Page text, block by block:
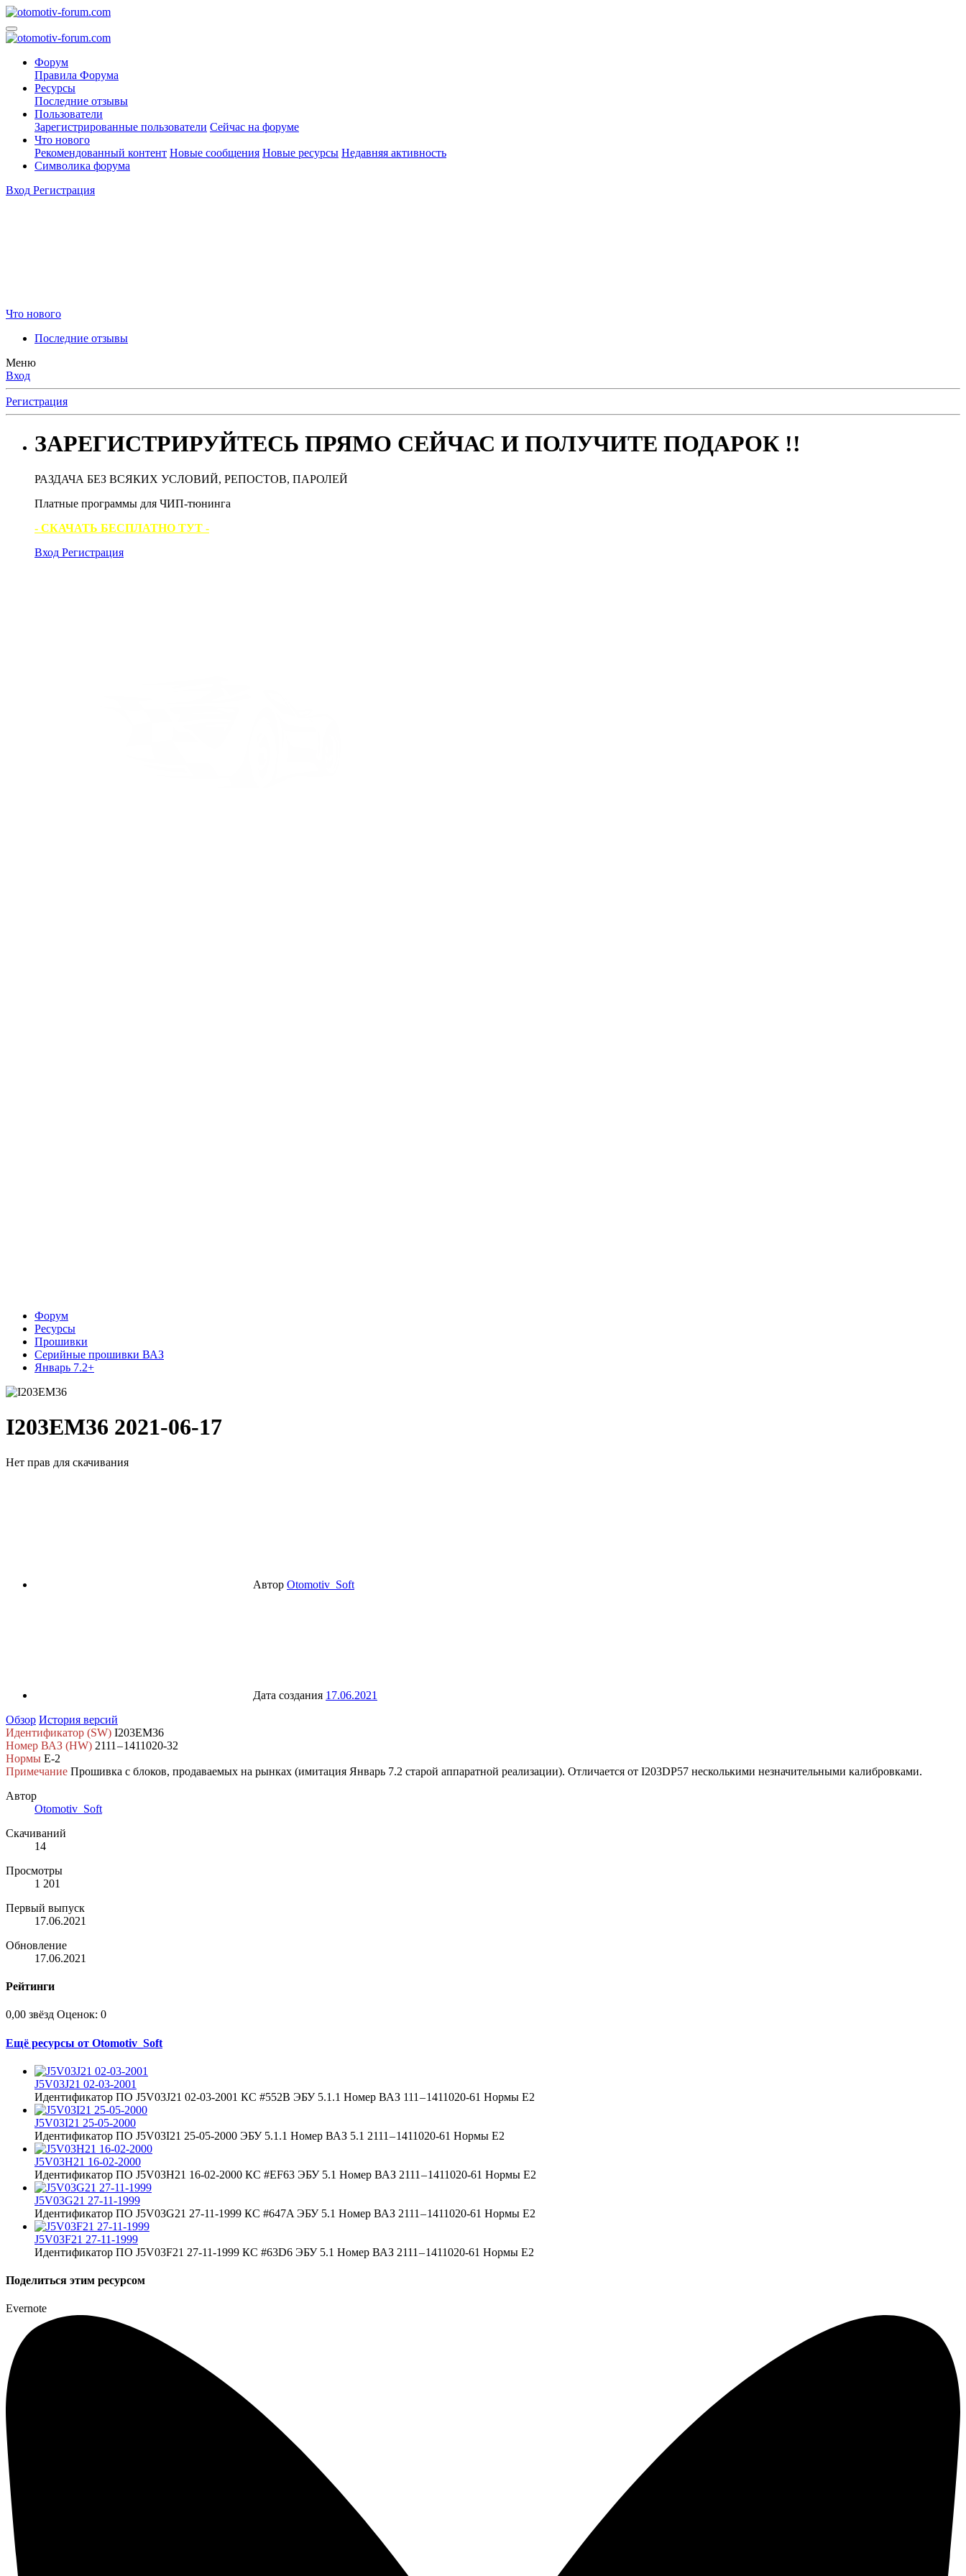
Форум
Правила Форума
Ресурсы
Последние отзывы
Пользователи
Зарегистрированные пользователи Сейчас на форуме
Что нового
Рекомендованный контент Новые сообщения Новые ресурсы Недавняя активность
Символика форума
Вход Регистрация
Что нового
Последние отзывы
Меню
Вход
Регистрация
ЗАРЕГИСТРИРУЙТЕСЬ ПРЯМО СЕЙЧАС И ПОЛУЧИТЕ ПОДАРОК !!
РАЗДАЧА БЕЗ ВСЯКИХ УСЛОВИЙ, РЕПОСТОВ, ПАРОЛЕЙ
Платные программы для ЧИП-тюнинга
- СКАЧАТЬ БЕСПЛАТНО ТУТ -
Вход Регистрация
Форум
Ресурсы
Прошивки
Серийные прошивки ВАЗ
Январь 7.2+
I203EM36 2021-06-17
Нет прав для скачивания
Автор Otomotiv_Soft
Дата создания 17.06.2021
Обзор История версий
Идентификатор (SW) I203EM36
Номер ВАЗ (HW) 2111 – 1411020-32
Нормы Е‑2
Примечание Прошивка с блоков, продаваемых на рынках (имитация Январь 7.2 старой аппаратной реализации). Отличается от I203DP57 несколькими незначительными калибровками.
Автор
Otomotiv_Soft
Скачиваний
14
Просмотры
1 201
Первый выпуск
17.06.2021
Обновление
17.06.2021
Рейтинги
0,00 звёзд Оценок: 0
Ещё ресурсы от Otomotiv_Soft
J5V03J21 02-03-2001
Идентификатор ПО J5V03J21 02-03-2001 КС #552B ЭБУ 5.1.1 Номер ВАЗ 111 – 1411020-61 Нормы Е2
J5V03I21 25-05-2000
Идентификатор ПО J5V03I21 25-05-2000 ЭБУ 5.1.1 Номер ВАЗ 5.1 2111 – 1411020-61 Нормы Е2
J5V03H21 16-02-2000
Идентификатор ПО J5V03H21 16-02-2000 КС #EF63 ЭБУ 5.1 Номер ВАЗ 2111 – 1411020-61 Нормы Е2
J5V03G21 27-11-1999
Идентификатор ПО J5V03G21 27-11-1999 КС #647A ЭБУ 5.1 Номер ВАЗ 2111 – 1411020-61 Нормы Е2
J5V03F21 27-11-1999
Идентификатор ПО J5V03F21 27-11-1999 КС #63D6 ЭБУ 5.1 Номер ВАЗ 2111 – 1411020-61 Нормы Е2
Поделиться этим ресурсом
Evernote